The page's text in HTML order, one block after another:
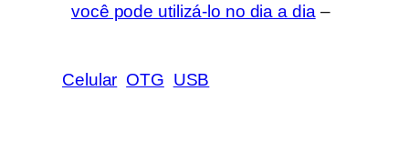
você pode utilizá-lo no dia a dia–
Celular OTG USB